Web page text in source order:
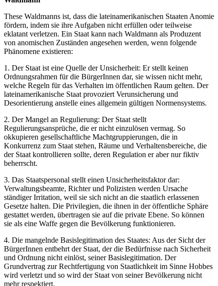
These Waldmanns ist, dass die lateinamerikanischen Staaten Anomie
fördern, indem sie ihre Aufgaben nicht erfüllen oder teilweise
eklatant verletzen. Ein Staat kann nach Waldmann als Produzent
von anomischen Zuständen angesehen werden, wenn folgende
Phänomene existieren:
1. Der Staat ist eine Quelle der Unsicherheit: Er stellt keinen
Ordnungsrahmen für die BürgerInnen dar, sie wissen nicht mehr,
welche Regeln für das Verhalten im öffentlichen Raum gelten. Der
lateinamerikanische Staat provoziert Verunsicherung und
Desorientierung anstelle eines allgemein gültigen Normensystems.
2. Der Mangel an Regulierung: Der Staat stellt
Regulierungsansprüche, die er nicht einzulösen vermag. So
okkupieren gesellschaftliche Machtgruppierungen, die in
Konkurrenz zum Staat stehen, Räume und Verhaltensbereiche, die
der Staat kontrollieren sollte, deren Regulation er aber nur fiktiv
beherrscht.
3. Das Staatspersonal stellt einen Unsicherheitsfaktor dar:
Verwaltungsbeamte, Richter und Polizisten werden Ursache
ständiger Irritation, weil sie sich nicht an die staatlich erlassenen
Gesetze halten. Die Privilegien, die ihnen in der öffentliche Sphäre
gestattet werden, übertragen sie auf die private Ebene. So können
sie als eine Waffe gegen die Bevölkerung funktionieren.
4. Die mangelnde Basislegitimation des Staates: Aus der Sicht der
BürgerInnen entbehrt der Staat, der die Bedürfnisse nach Sicherheit
und Ordnung nicht einlöst, seiner Basislegitimation. Der
Grundvertrag zur Rechtfertigung von Staatlichkeit im Sinne Hobbes
wird verletzt und so wird der Staat von seiner Bevölkerung nicht
mehr respektiert.